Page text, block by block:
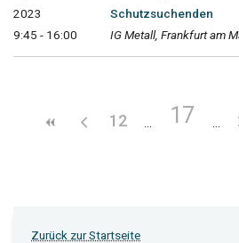
2023
9:45 - 16:00
Schutzsuchenden
IG Metall, Frankfurt am
12 17
Zurück zur Startseite